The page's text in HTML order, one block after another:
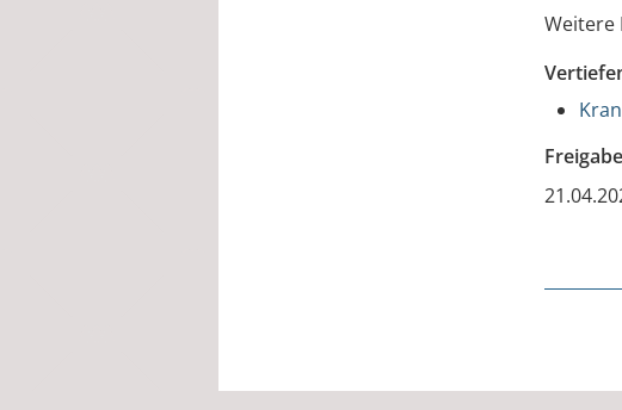
Weitere